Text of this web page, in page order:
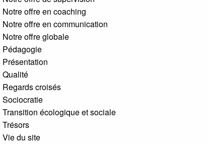
Notre offre en coaching
Notre offre en communication
Notre offre globale
Pédagogie
Présentation
Qualité
Regards croisés
Sociocratie
Transition écologique et sociale
Trésors
Vie du site